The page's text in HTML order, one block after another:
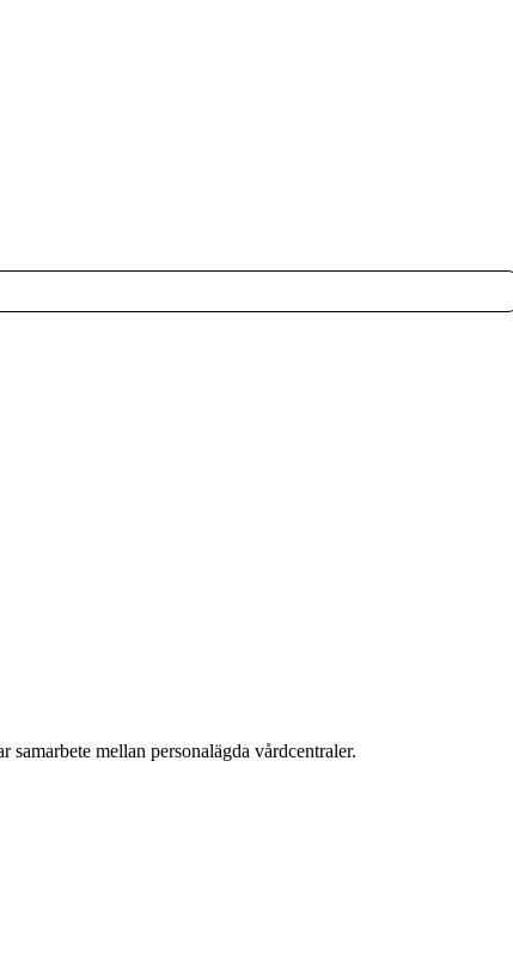
mellan personalägda vårdcentraler.